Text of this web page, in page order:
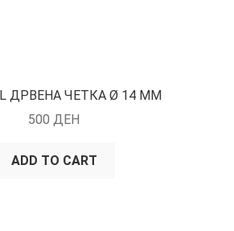
ДРВЕНА ЧЕТКА Ø 14 ММ
500 ДЕН
ADD TO CART